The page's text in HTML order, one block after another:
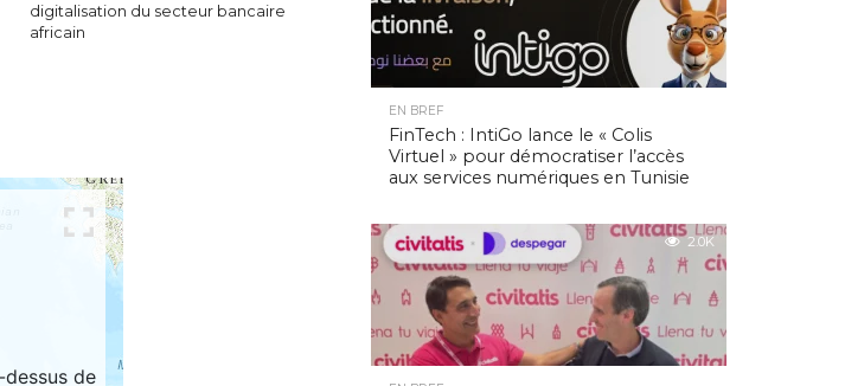
digitalisation du secteur bancaire
africain
EN BREF
FinTech : IntiGo lance le « Colis
Virtuel » pour démocratiser l’accès
aux services numériques en Tunisie
2.0K